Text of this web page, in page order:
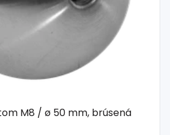
M8 / ø 50 mm, brúsená